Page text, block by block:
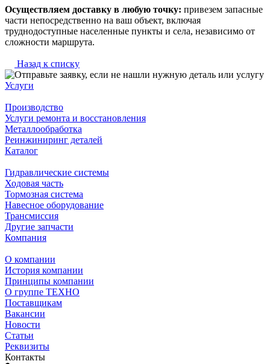
Осуществляем доставку в любую точку: привезем запасные
части непосредственно на ваш объект, включая
труднодоступные населенные пункты и села, независимо от
сложности маршрута.
Назад к списку
Услуги
Производство
Услуги ремонта и восстановления
Металлообработка
Реинжиниринг деталей
Каталог
Гидравлические системы
Ходовая часть
Тормозная система
Навесное оборудование
Трансмиссия
Другие запчасти
Компания
О компании
История компании
Принципы компании
О группе ТЕХНО
Поставщикам
Вакансии
Новости
Статьи
Реквизиты
Контакты